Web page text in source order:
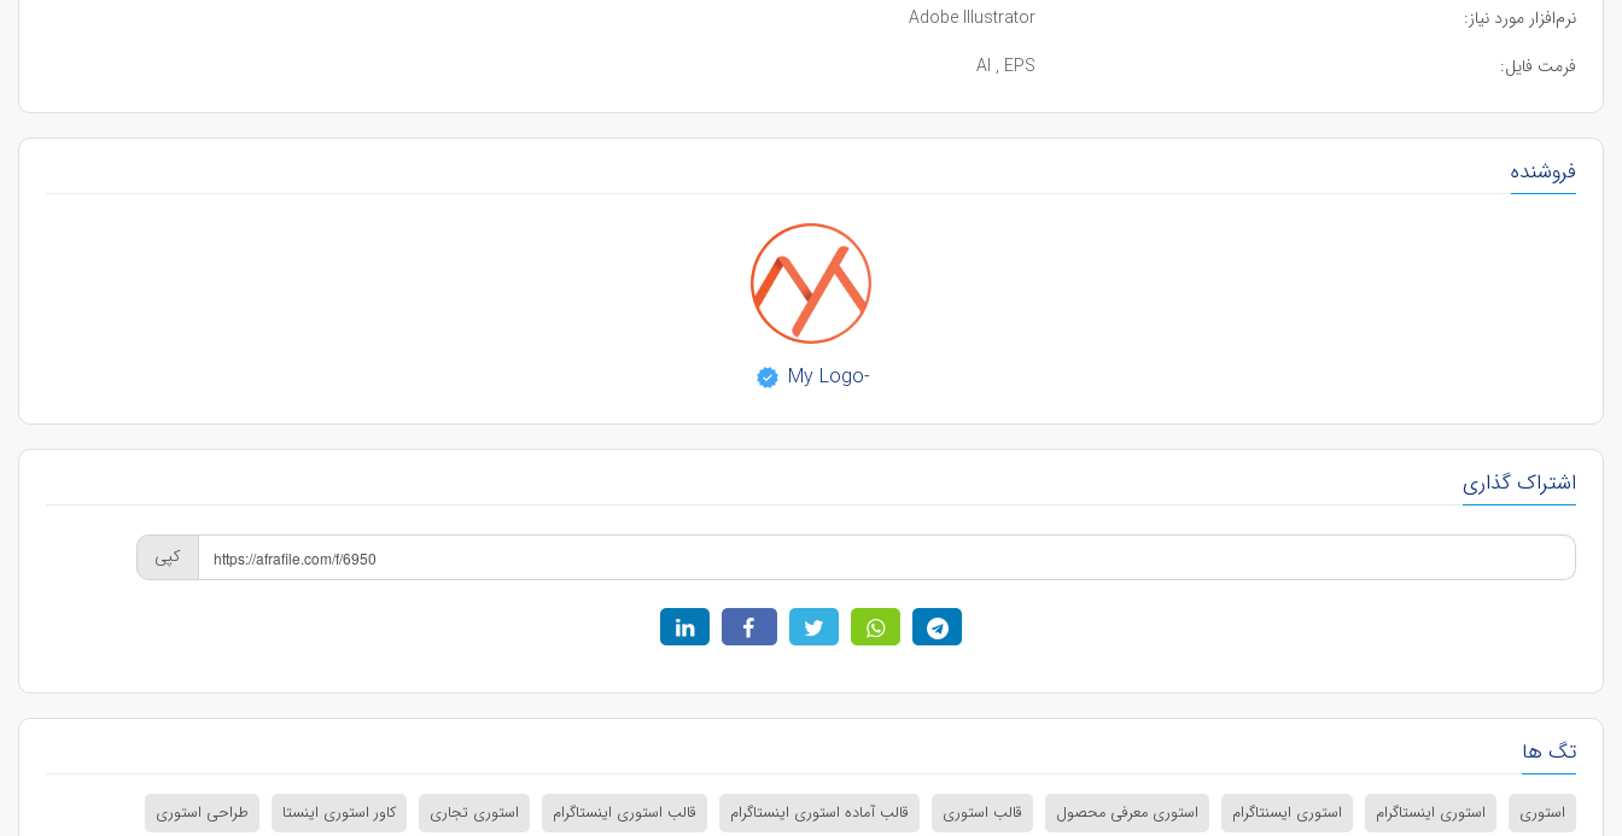
نرم‌افزار مورد نیاز:
Adobe Illustrator
فرمت فایل:
AI , EPS
فروشنده
-My Logo
اشتراک گذاری
کپی
تگ ها
استوری استوری اینستاگرام استوری ایسنتاگرام استوری معرفی محصول قالب استوری قالب آماده استوری اینستاگرام قالب استوری اینستاگرام استوری تجاری کاور استوری اینستا
طراحی استوری